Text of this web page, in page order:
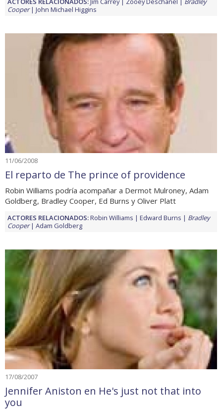
Cooper
John Michael Higgins
11/06/2008
El reparto de The prince of providence
Robin Williams podría acompañar a Dermot Mulroney, Adam
Goldberg, Bradley Cooper, Ed Burns y Oliver Platt
ACTORES RELACIONADOS:Robin Williams Edward Burns
Bradley
Cooper
Adam Goldberg
17/08/2007
Jennifer Aniston en He's just not that into
you